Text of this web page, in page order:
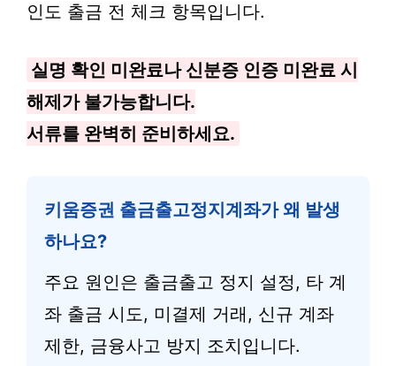
인도 출금 전 체크 항목입니다.
실명 확인 미완료나 신분증 인증 미완료 시
해제가 불가능합니다.
서류를 완벽히 준비하세요.
키움증권 출금출고정지계좌가 왜 발생
하나요?
주요 원인은 출금출고 정지 설정, 타 계
좌 출금 시도, 미결제 거래, 신규 계좌
제한, 금융사고 방지 조치입니다.